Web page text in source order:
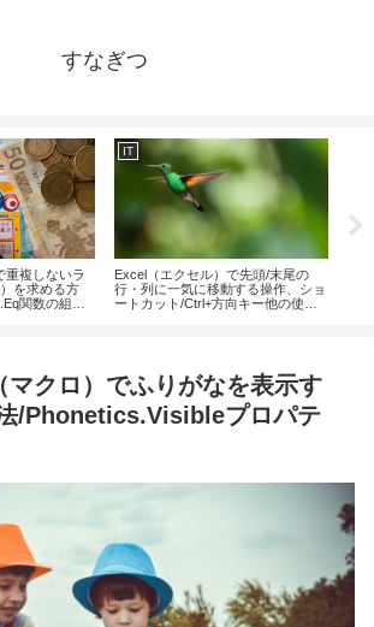
すなぎつ
重複しないラ
を求める方
関数の組み
IT
Excel（エクセル）で先頭/末尾の
行・列に一気に移動する操作、ショ
ートカット/Ctrl+方向キー他の使い
クロ）でふりがなを表示す
/Phonetics.Visibleプロパテ